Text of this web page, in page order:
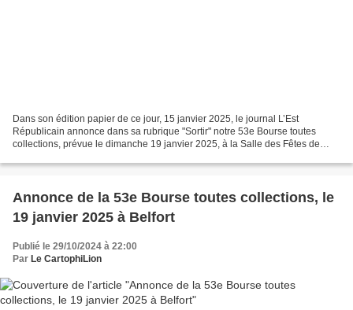
Dans son édition papier de ce jour, 15 janvier 2025, le journal L’Est
Républicain annonce dans sa rubrique "Sortir" notre 53e Bourse toutes
collections, prévue le dimanche 19 janvier 2025, à la Salle des Fêtes de
Annonce de la 53e Bourse toutes collections, le
19 janvier 2025 à Belfort
Publié le 29/10/2024 à 22:00
Par Le CartophiLion